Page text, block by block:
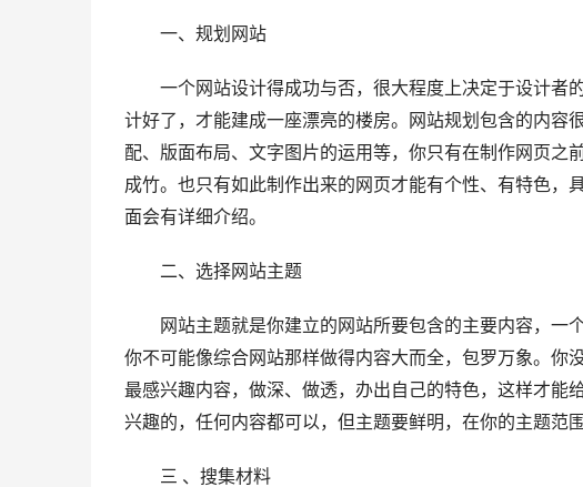
一、规划网站
一个网站设计得成功与否，很大程度上决定于设计者
计好了，才能建成一座漂亮的楼房。网站规划包含的内容
配、版面布局、文字图片的运用等，你只有在制作网页之
成竹。也只有如此制作出来的网页才能有个性、有特色，
面会有详细介绍。
二、选择网站主题
网站主题就是你建立的网站所要包含的主要内容，一个
你不可能像综合网站那样做得内容大而全，包罗万象。你
最感兴趣内容，做深、做透，办出自己的特色，这样才能
兴趣的，任何内容都可以，但主题要鲜明，在你的主题范
三 、搜集材料